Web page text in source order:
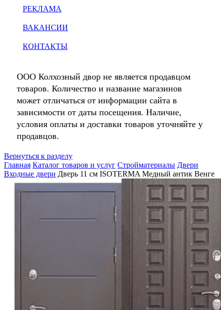
РЕКЛАМА
ВАКАНСИИ
КОНТАКТЫ
ООО Колхозный двор не является продавцом
товаров. Количество и название магазинов
может отличаться от информации сайта в
зависимости от даты посещения. Наличие,
условия оплаты и доставки товаров уточняйте у
продавцов.
Вернуться к разделу
Главная Каталог товаров и услуг Стройматериалы Двери
Входные двери Дверь 11 см ISOTERMA Медный антик Венге